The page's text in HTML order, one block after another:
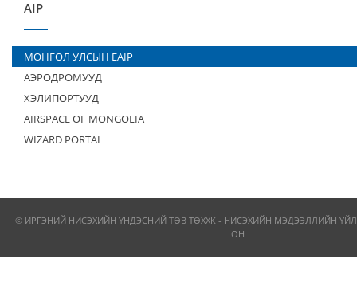
AIP
МОНГОЛ УЛСЫН EAIP
АЭРОДРОМУУД
ХЭЛИПОРТУУД
AIRSPACE OF MONGOLIA
WIZARD PORTAL
© ИРГЭНИЙ НИСЭХИЙН ҮНДЭСНИЙ ТӨВ ТӨХХК - НИСЭХИЙН МЭДЭЭЛЛИЙН
ОН